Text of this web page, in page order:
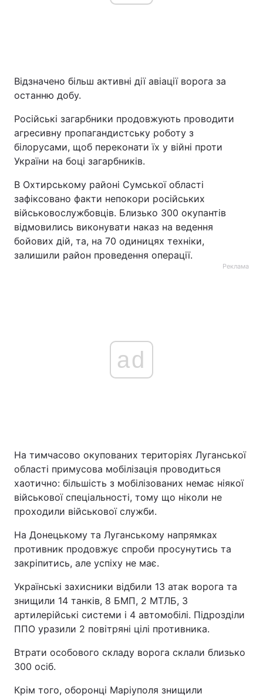
Відзначено більш активні дії авіації ворога за
останню добу.
Російські загарбники продовжують проводити
агресивну пропагандистську роботу з
білорусами, щоб переконати їх у війні проти
України на боці загарбників.
В Охтирському районі Сумської області
зафіксовано факти непокори російських
військовослужбовців. Близько 300 окупантів
відмовились виконувати наказ на ведення
бойових дій, та, на 70 одиницях техніки,
залишили район проведення операції.
Реклама
ad
На тимчасово окупованих територіях Луганської
області примусова мобілізація проводиться
хаотично: більшість з мобілізованих немає ніякої
військової спеціальності, тому що ніколи не
проходили військової служби.
На Донецькому та Луганському напрямках
противник продовжує спроби просунутись та
закріпитись, але успіху не має.
Українські захисники відбили 13 атак ворога та
знищили 14 танків, 8 БМП, 2 МТЛБ, 3
артилерійські системи і 4 автомобілі. Підрозділи
ППО уразили 2 повітряні цілі противника.
Втрати особового складу ворога склали близько
300 осіб.
Крім того, оборонці Маріуполя знищили